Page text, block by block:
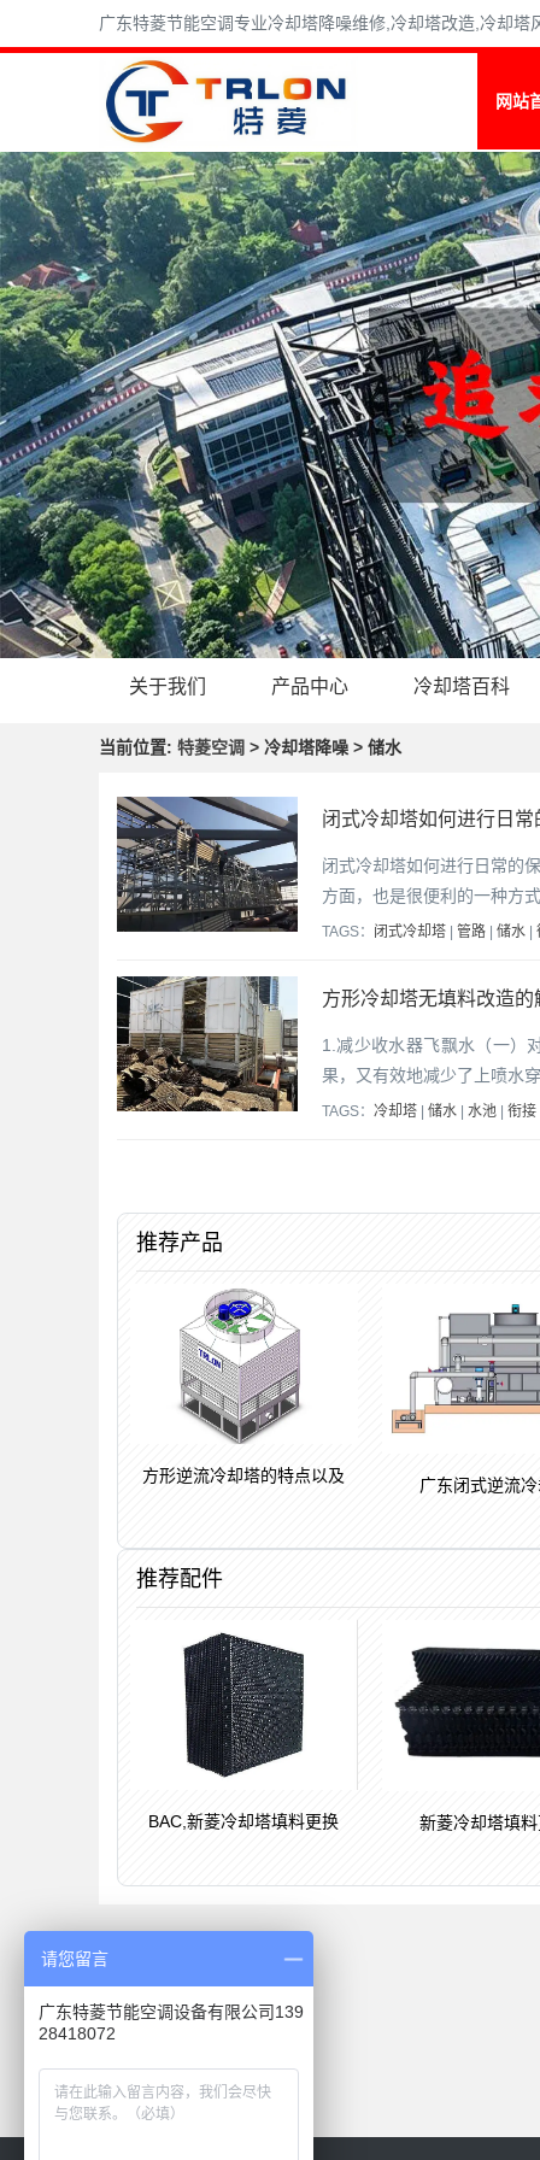
广东特菱节能空调专业冷却塔降噪维修,冷却塔改造,冷却
网站
关于我们 产品中心 冷却塔百科
当前位置: 特菱空调 > 冷却塔降噪 > 储水
闭式冷却塔如何进行日
闭式冷却塔如何进行日常的
方面，也是很便利的一种方
TAGS： 闭式冷却塔 | 管路 | 储水 |
方形冷却塔无填料改造的
1.减少收水器飞飘水（一）
果，又有效地减少了上喷水
TAGS： 冷却塔 | 储水 | 水池 | 衔接
推荐产品
方形逆流冷却塔的特点以及
广东闭式逆流
推荐配件
BAC,新菱冷却塔填料更换 新菱冷却塔填
请您留言
广东特菱节能空调设备有限公司139
28418072